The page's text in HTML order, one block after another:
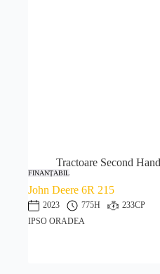
Tractoare Second Hand
FINANȚABIL
John Deere 6R 215
2023 775H
233CP
IPSO ORADEA